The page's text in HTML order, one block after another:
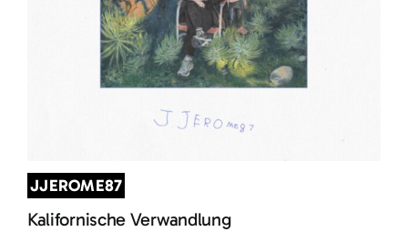
JJEROME87
Kalifornische Verwandlung